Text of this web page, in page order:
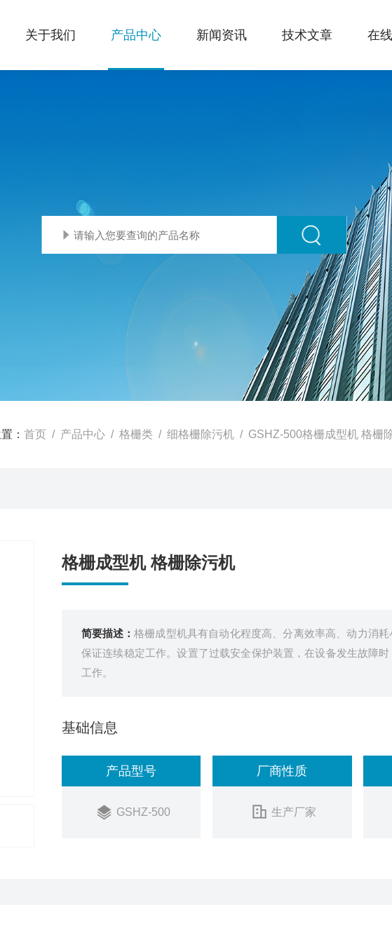
关于我们 产品中心 新闻资讯 技术文章 在
： 首页 / 产品中心 / 格栅类 / 细格栅除污机 / GSHZ-500格栅成型机 格栅
格栅成型机 格栅除污机
简要描述： 格栅成型机具有自动化程度高、分离效率高、动力消
保证连续稳定工作。设置了过载安全保护装置，在设备发生故障
工作。
基础信息
产品型号
GSHZ-500
厂商性质
生产厂家